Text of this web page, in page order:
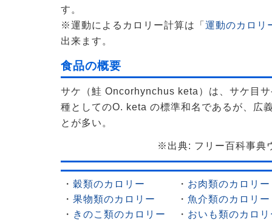
す。
※運動によるカロリー計算は「運動のカロリ
出来ます。
食品の概要
サケ（鮭 Oncorhynchus keta）は、サケ目
種としてのO. keta の標準和名であるが、広
とが多い。
※出典: フリー百科事典
・ 穀類のカロリー ・ お肉類のカロリー
・ 果物類のカロリー ・ 魚介類のカロリー
・ きのこ類のカロリー ・ おいも類のカロリ